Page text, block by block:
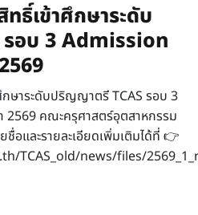
ธิ์เข้าศึกษาระดับ
อบ 3 Admission
ษาระดับปริญญาตรี TCAS รอบ 3
2569 คณะครุศาสตร์อุตสาหกรรม
ชื่อและรายละเอียดเพิ่มเติมได้ที่ 👉
TCAS_old/news/files/
รายชื่อผู้มีสิทธิ์เข้าศึกษาระดับปริญญ